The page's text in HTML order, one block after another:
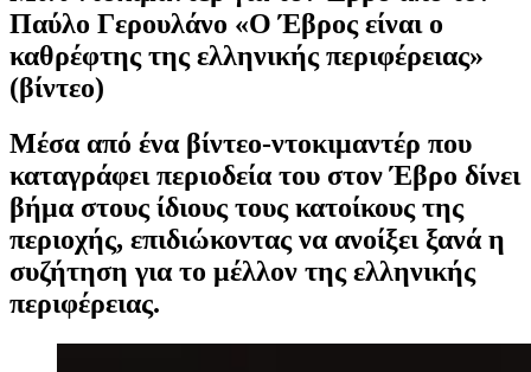
Παύλο Γερουλάνο «Ο Έβρος είναι ο
καθρέφτης της ελληνικής περιφέρειας»
(βίντεο)
Μέσα από ένα βίντεο-ντοκιμαντέρ που
καταγράφει περιοδεία του στον Έβρο δίνει
βήμα στους ίδιους τους κατοίκους της
περιοχής, επιδιώκοντας να ανοίξει ξανά η
συζήτηση για το μέλλον της ελληνικής
περιφέρειας.